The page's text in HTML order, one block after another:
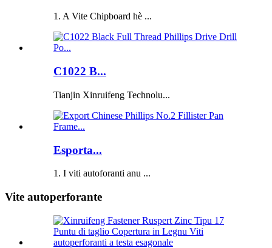
1. A Vite Chipboard hè ...
C1022 B...
Tianjin Xinruifeng Technolu...
Esporta...
1. I viti autoforanti anu ...
Vite autoperforante